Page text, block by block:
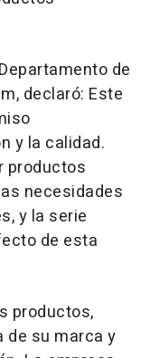
de
declaró: Este
y la calidad.
productos
necesidades
y la serie
de esta
productos,
de su marca y